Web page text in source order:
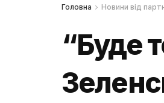
Головна Новини від
“Буде